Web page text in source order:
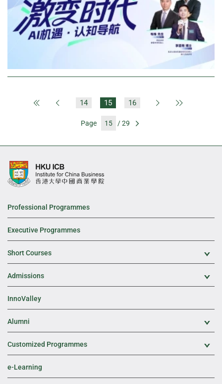
First PagePrevious Page
14 15 16 Next Page
Page / 29
Professional Programmes
Executive Programmes
Short Courses
Admissions
InnoValley
Alumni
Customized Programmes
e-Learning